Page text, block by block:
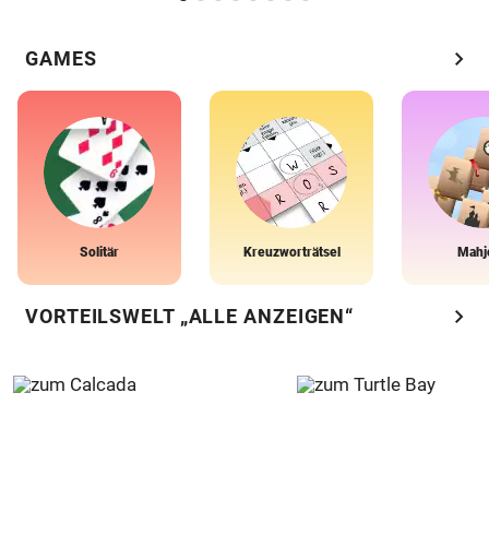
GAMES chevron_right
Solitär Kreuzworträtsel
VORTEILSWELT „ALLE ANZEIGEN“ chevron_right